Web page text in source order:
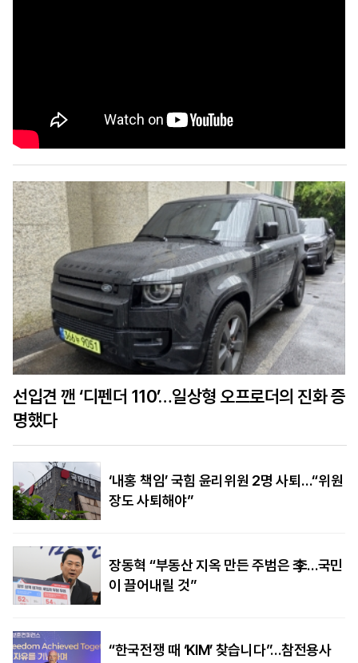
선입견 깬 ‘디펜더 110’…일상형 오프로더의 진화 증
명했다
‘내홍 책임’ 국힘 윤리위원 2명 사퇴…“위원
장도 사퇴해야”
장동혁 “부동산 지옥 만든 주범은 李…국민
이 끌어내릴 것”
“한국전쟁 때 ‘KIM’ 찾습니다”…참전용사